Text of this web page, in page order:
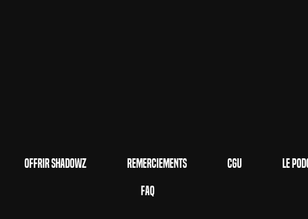
Offrir Shadowz Remerciements CGU Le
FAQ